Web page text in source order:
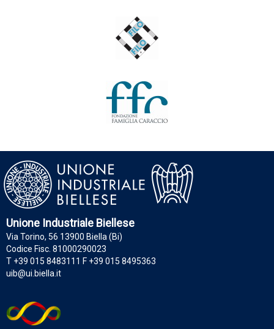
Unione Industriale Biellese
Via Torino, 56 13900 Biella (Bi)
Codice Fisc. 81000290023
T +39 015 8483111 F +39 015 8495363
uib@ui.biella.it